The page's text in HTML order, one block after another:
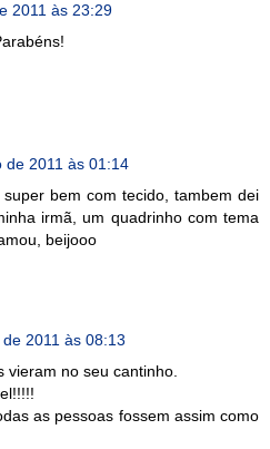
2011 às 23:29
de 2011 às 01:14
bem com tecido, tambem dei
irmã, um quadrinho com tema
beijooo
2011 às 08:13
vieram no seu cantinho.
as pessoas fossem assim como